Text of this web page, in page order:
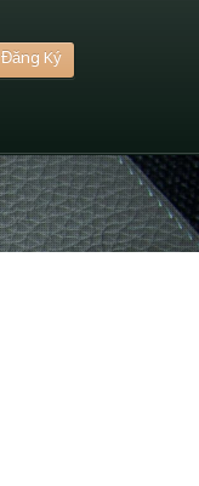
Đăng Ký